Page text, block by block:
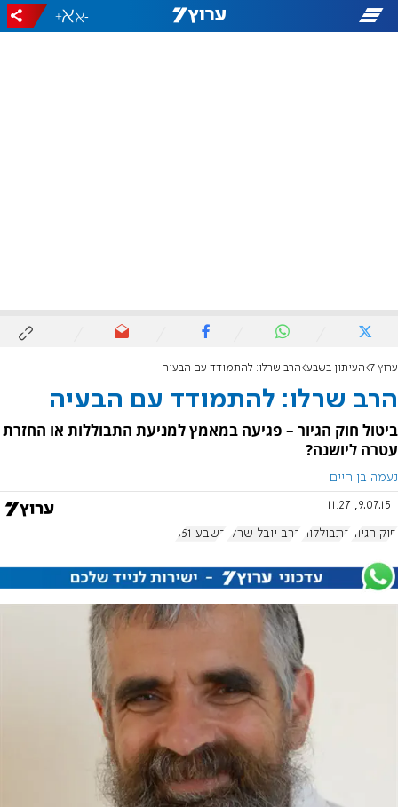
-
+
ערוץ 7 העיתון בשבע הרב שרלו: להתמודד עם הבעיה
הרב שרלו: להתמודד עם הבעיה
ביטול חוק הגיור – פגיעה במאמץ למניעת התבוללות או החזרת
עטרה ליושנה?
נעמה בן חיים
9.07.15, 11:27
חוק הגיור התבוללות הרב יובל שרלו בשבע 651